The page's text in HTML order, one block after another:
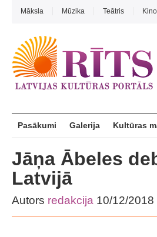
Māksla Mūzika Teātris Kino
Pasākumi Galerija Kultūras
Jāņa Ābeles
Latvijā
Autors redakcija 10/12/2018